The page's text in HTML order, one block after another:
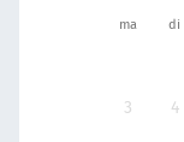
ma di
3 4